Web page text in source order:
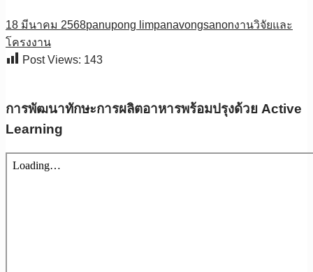
18 มีนาคม 2568panupong limpanavongsanonงานวิจัยและ
โครงงาน
Post Views: 143
การพัฒนาทักษะการผลิตอาหารพร้อมปรุงด้วย Active
Learning